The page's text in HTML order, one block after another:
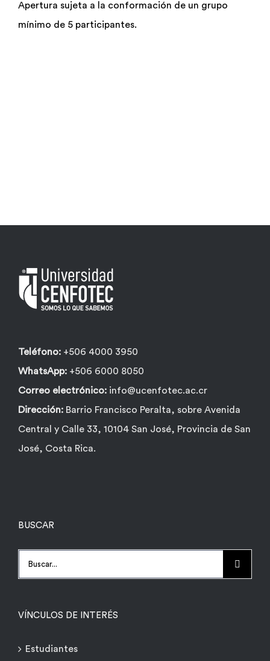
Empresas
Apertura sujeta a la conformación de un grupo
mínimo de 5 participantes.
Teléfono: +506 4000 3950
WhatsApp: +506 6000 8050
Correo electrónico: info@ucenfotec.ac.cr
Dirección: Barrio Francisco Peralta, sobre Avenida
Central y Calle 33, 10104 San José, Provincia de San
José, Costa Rica.
BUSCAR
Buscar:
VÍNCULOS DE INTERÉS
Estudiantes